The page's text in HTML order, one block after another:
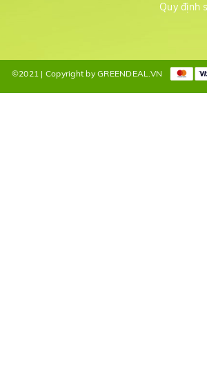
Quy định
©2021 | Copyright by GREENDEAL.VN